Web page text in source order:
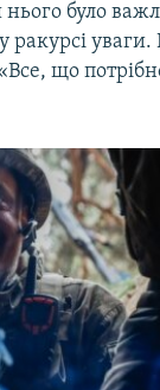
нього було
ракурсі
що